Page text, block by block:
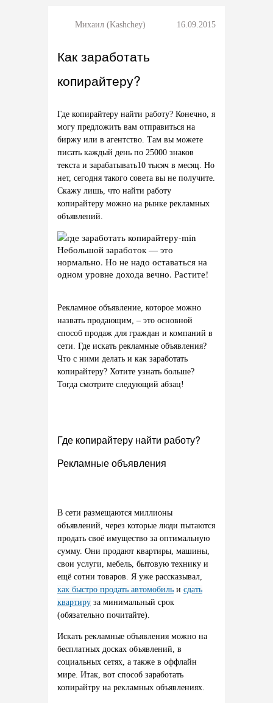
Михаил (Kashchey) 16.09.2015
Как заработать
копирайтеру?
Где копирайтеру найти работу? Конечно, я
могу предложить вам отправиться на
биржу или в агентство. Там вы можете
писать каждый день по 25000 знаков
текста и зарабатывать10 тысяч в месяц. Но
нет, сегодня такого совета вы не получите.
Скажу лишь, что найти работу
копирайтеру можно на рынке рекламных
объявлений.
Небольшой заработок — это
нормально. Но не надо оставаться на
одном уровне дохода вечно. Растите!
Рекламное объявление, которое можно
назвать продающим, – это основной
способ продаж для граждан и компаний в
сети. Где искать рекламные объявления?
Что с ними делать и как заработать
копирайтеру? Хотите узнать больше?
Тогда смотрите следующий абзац!
Где копирайтеру найти работу?
Рекламные объявления
В сети размещаются миллионы
объявлений, через которые люди пытаются
продать своё имущество за оптимальную
сумму. Они продают квартиры, машины,
свои услуги, мебель, бытовую технику и
ещё сотни товаров. Я уже рассказывал,
как быстро продать автомобиль и сдать
квартиру за минимальный срок
(обязательно почитайте).
Искать рекламные объявления можно на
бесплатных досках объявлений, в
социальных сетях, а также в оффлайн
мире. Итак, вот способ заработать
копирайтру на рекламных объявлениях.